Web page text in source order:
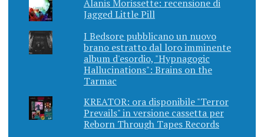
Alanis Morissette: recensione di
Jagged Little Pill
I Bedsore pubblicano un nuovo
brano estratto dal loro imminente
album d'esordio, "Hypnagogic
Hallucinations": Brains on the
Tarmac
KREATOR: ora disponibile "Terror
Prevails" in versione cassetta per
Reborn Through Tapes Records